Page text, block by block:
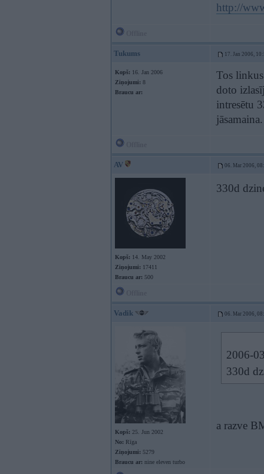
http://
Tukums 17. Jan 2006,
Kopš: 16. Jan 2006
Ziņojumi: 8
Braucu ar:
Tos
doto
intresētu
jāsamaina.
AV 06. Mar 2006,
Kopš: 14. May 2002
Ziņojumi: 17411
Braucu ar: 500
330d
Vadik 06. Mar 2006,
Kopš: 25. Jun 2002
No: Rīga
Ziņojumi: 5279
Braucu ar: nine eleven turbo
2006-
330d
a razve